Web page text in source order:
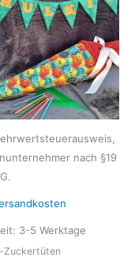
nach §19
3-5 Werktage
Zuckertüten